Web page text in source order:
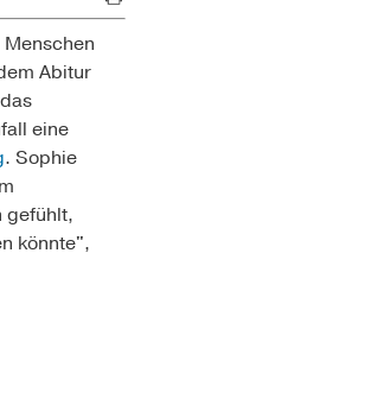
Abitur
eine
. Sophie
gefühlt,
könnte",